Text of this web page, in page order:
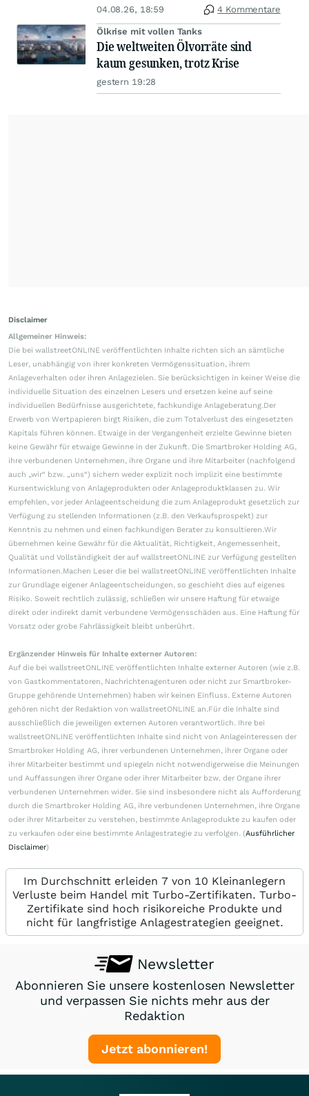
04.08.26, 18:59 4 Kommentare
Ölkrise mit vollen Tanks
Die weltweiten Ölvorräte sind
kaum gesunken, trotz Krise
gestern 19:28
Disclaimer
Allgemeiner Hinweis:
Die bei wallstreetONLINE veröffentlichten Inhalte richten sich an sämtliche
Leser, unabhängig von ihrer konkreten Vermögenssituation, ihrem
Anlageverhalten oder ihren Anlagezielen. Sie berücksichtigen in keiner Weise die
individuelle Situation des einzelnen Lesers und ersetzen keine auf seine
individuellen Bedürfnisse ausgerichtete, fachkundige Anlageberatung.Der
Erwerb von Wertpapieren birgt Risiken, die zum Totalverlust des eingesetzten
Kapitals führen können. Etwaige in der Vergangenheit erzielte Gewinne bieten
keine Gewähr für etwaige Gewinne in der Zukunft. Die Smartbroker Holding AG,
ihre verbundenen Unternehmen, ihre Organe und ihre Mitarbeiter (nachfolgend
auch „wir“ bzw. „uns“) sichern weder explizit noch implizit eine bestimmte
Kursentwicklung von Anlageprodukten oder Anlageproduktklassen zu. Wir
empfehlen, vor jeder Anlageentscheidung die zum Anlageprodukt gesetzlich zur
Verfügung zu stellenden Informationen (z.B. den Verkaufsprospekt) zur
Kenntnis zu nehmen und einen fachkundigen Berater zu konsultieren.Wir
übernehmen keine Gewähr für die Aktualität, Richtigkeit, Angemessenheit,
Qualität und Vollständigkeit der auf wallstreetONLINE zur Verfügung gestellten
Informationen.Machen Leser die bei wallstreetONLINE veröffentlichten Inhalte
zur Grundlage eigener Anlageentscheidungen, so geschieht dies auf eigenes
Risiko. Soweit rechtlich zulässig, schließen wir unsere Haftung für etwaige
direkt oder indirekt damit verbundene Vermögensschäden aus. Eine Haftung für
Vorsatz oder grobe Fahrlässigkeit bleibt unberührt.
Ergänzender Hinweis für Inhalte externer Autoren:
Auf die bei wallstreetONLINE veröffentlichten Inhalte externer Autoren (wie z.B.
von Gastkommentatoren, Nachrichtenagenturen oder nicht zur Smartbroker-
Gruppe gehörende Unternehmen) haben wir keinen Einfluss. Externe Autoren
gehören nicht der Redaktion von wallstreetONLINE an.Für die Inhalte sind
ausschließlich die jeweiligen externen Autoren verantwortlich. Ihre bei
wallstreetONLINE veröffentlichten Inhalte sind nicht von Anlageinteressen der
Smartbroker Holding AG, ihrer verbundenen Unternehmen, ihrer Organe oder
ihrer Mitarbeiter bestimmt und spiegeln nicht notwendigerweise die Meinungen
und Auffassungen ihrer Organe oder ihrer Mitarbeiter bzw. der Organe ihrer
verbundenen Unternehmen wider. Sie sind insbesondere nicht als Aufforderung
durch die Smartbroker Holding AG, ihre verbundenen Unternehmen, ihre Organe
oder ihrer Mitarbeiter zu verstehen, bestimmte Anlageprodukte zu kaufen oder
zu verkaufen oder eine bestimmte Anlagestrategie zu verfolgen. (Ausführlicher
Disclaimer)
Im Durchschnitt erleiden 7 von 10 Kleinanlegern
Verluste beim Handel mit Turbo-Zertifikaten. Turbo-
Zertifikate sind hoch risikoreiche Produkte und
nicht für langfristige Anlagestrategien geeignet.
Newsletter
Abonnieren Sie unsere kostenlosen Newsletter
und verpassen Sie nichts mehr aus der
Redaktion
Jetzt abonnieren!